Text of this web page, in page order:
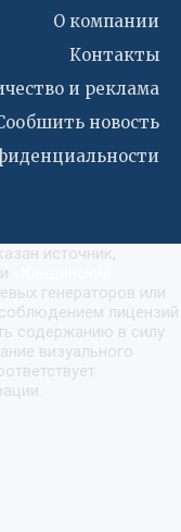
О компании
Контакты
и реклама
новость
источник,
генераторов или
лицензий
содержанию в силу
визуального